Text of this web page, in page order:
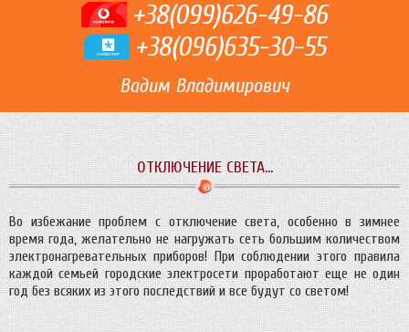
+38(099)626-49-86
+38(096)635-30-55
Вадим Владимирович
ОТКЛЮЧЕНИЕ СВЕТА…
Во избежание проблем с отключение света, особенно в зимнее
время года, желательно не нагружать сеть большим количеством
электронагревательных приборов! При соблюдении этого правила
каждой семьей городские электросети проработают еще не один
год без всяких из этого последствий и все будут со светом!